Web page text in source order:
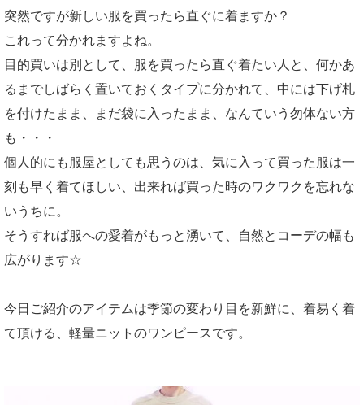
突然ですが新しい服を買ったら直ぐに着ますか？
これって分かれますよね。
目的買いは別として、服を買ったら直ぐ着たい人と、何かあ
るまでしばらく置いておくタイプに分かれて、中には下げ札
を付けたまま、まだ袋に入ったまま、なんていう勿体ない方
も・・・
個人的にも服屋としても思うのは、気に入って買った服は一
刻も早く着てほしい、出来れば買った時のワクワクを忘れな
いうちに。
そうすれば服への愛着がもっと湧いて、自然とコーデの幅も
広がります☆
今日ご紹介のアイテムは季節の変わり目を新鮮に、着易く着
て頂ける、軽量ニットのワンピースです。